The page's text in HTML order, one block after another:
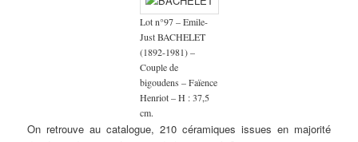
Lot n°97 – Emile-
Just BACHELET
(1892-1981) –
Couple de
bigoudens – Faïence
Henriot – H : 37,5
cm.
On retrouve au catalogue, 210 céramiques issues en majorité